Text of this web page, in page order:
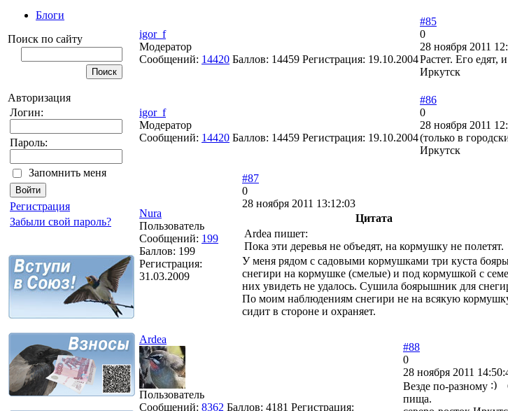
Блоги
Поиск по сайту
Авторизация
Логин:
Пароль:
Запомнить меня
Регистрация
Забыли свой пароль?
igor_f
Модератор
Сообщений: 14420 Баллов: 14459 Регистрация: 19.10.2004
#85
0
28 ноября 2011
Растет. Его едят,
Иркутск
igor_f
Модератор
Сообщений: 14420 Баллов: 14459 Регистрация: 19.10.2004
#86
0
28 ноября 2011
(только в
Иркутск
Nura
Пользователь
Сообщений: 199
Баллов: 199
Регистрация:
31.03.2009
#87
0
28 ноября 2011 13:12:03
Цитата
Ardea пишет:
Пока эти деревья не объедят, на кормушку не полетят.
У меня рядом с садовыми кормушками три куста
снегири на кормушке (смелые) и под кормушкой с
них увидеть не удалось. Сушила боярышник для
По моим наблюдениям снегири не на всякую
сидит в стороне и охраняет.
Ardea
Пользователь
Сообщений: 8362 Баллов: 4181 Регистрация:
#88
0
28 ноября 2011
Везде по-разному
пища.